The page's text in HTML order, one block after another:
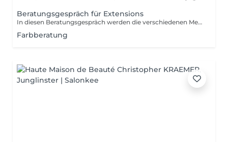
Beratungsgespräch für Extensions
In diesen Beratungsgespräch werden die verschiedenen Methoden erklärt und individuell ausgesucht. Wir bestimmen die Farbe und rechnen den genauen Preis.
Farbberatung